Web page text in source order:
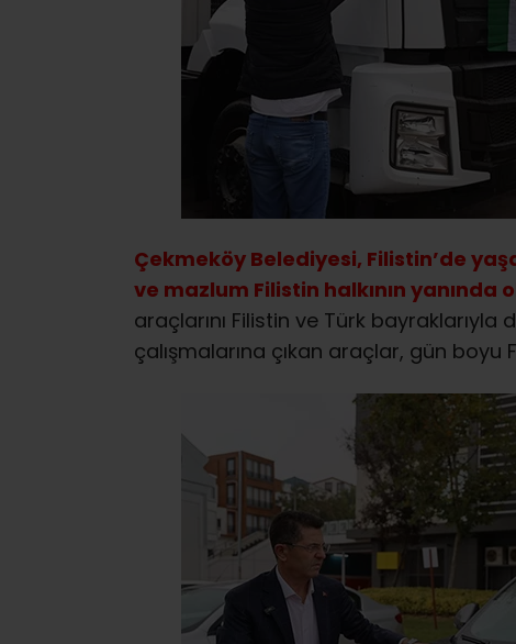
Çekmeköy Belediyesi, Filistin’de
ve mazlum Filistin halkının
araçlarını Filistin ve Türk bayraklarıyla
çalışmalarına çıkan araçlar, gün boyu